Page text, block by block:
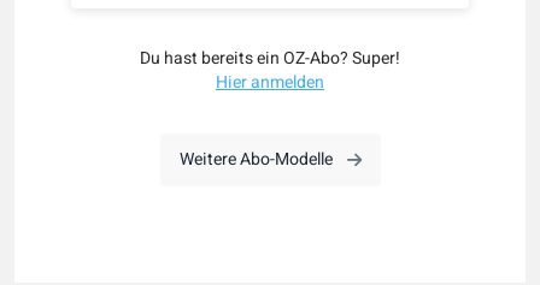
Du hast bereits ein OZ-Abo? Super!
Hier anmelden
Weitere Abo-Modelle